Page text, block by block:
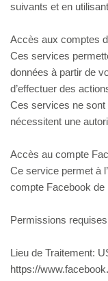
suivants et en
Accès aux comptes
Ces services
données à partir de
d’effectuer des
Ces services ne
nécessitent une
Accès au compte
Ce service permet à
compte Facebook de
Permissions
Lieu de Traitement:
https://